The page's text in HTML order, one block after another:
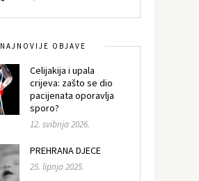
NAJNOVIJE OBJAVE
Celijakija i upala
crijeva: zašto se dio
pacijenata oporavlja
sporo?
12. svibnja 2026.
PREHRANA DJECE
25. lipnja 2025.